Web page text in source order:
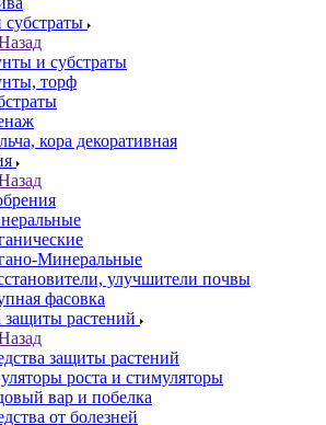
и субстраты
торф
кора декоративная
Минеральные
улучшители почвы
фасовка
защиты растений
защиты растений
роста и стимуляторы
вар и побелка
от болезней